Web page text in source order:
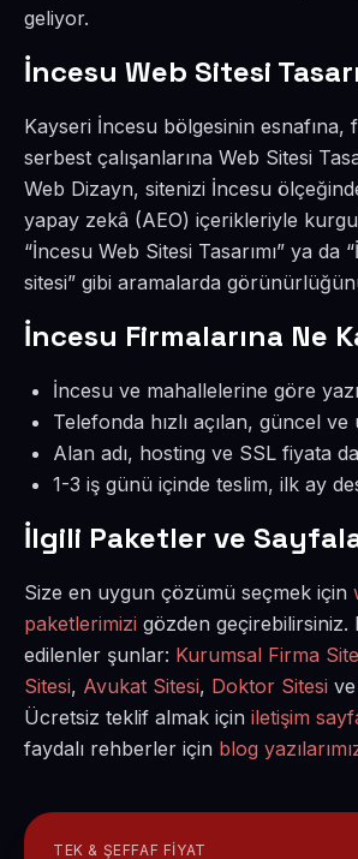
geliyor.
İncesu Web Sitesi
Kayseri İncesu bölgesinin esnafına,
serbest çalışanlarına Web Sitesi
Web Dizayn, sitenizi İncesu
yapay zekâ (AEO) içerikleriyle
“İncesu Web Sitesi Tasarımı” ya da
sitesi” gibi aramalarda
İncesu Firmalarına Ne
İncesu ve mahallelerine göre
Telefonda hızlı açılan, güncel ve
Alan adı, hosting ve SSL fiyata
1-3 iş günü içinde teslim, ilk ay
İlgili Paketler ve
Size en uygun çözümü seçmek için
paketlerimizi gözden geçirebilirsiniz.
edilenler şunlar: Kurumsal Firma
Sitesi, Avukat Sitesi, Doktor Sitesi ve
Ücretsiz teklif almak için iletişim
faydalı rehberler için blog
TEK & ŞEFFAF FIYAT